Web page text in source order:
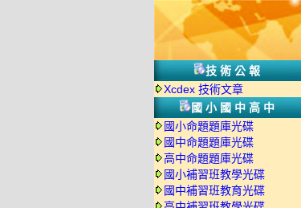
技術公報
Xcdex 技術文章
國小國中高中
國小命題題庫光碟
國中命題題庫光碟
高中命題題庫光碟
國小補習班教學光碟
國中補習班教育光碟